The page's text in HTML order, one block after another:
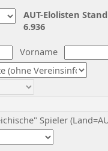
Vorname
Spieler
AUT-Elolisten
6.936